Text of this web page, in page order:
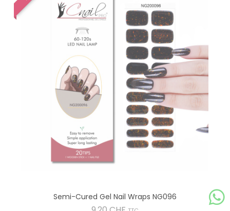
Semi-Cured Gel Nail Wraps NG096